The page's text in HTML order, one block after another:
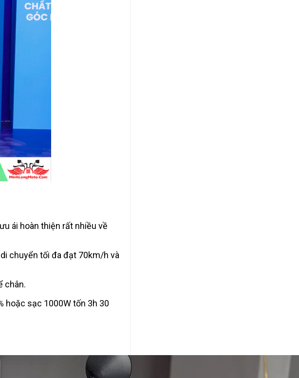
ái hoàn thiện rất nhiều về
chuyển tối đa đạt 70km/h và
chân.
hoặc sạc 1000W tốn 3h 30